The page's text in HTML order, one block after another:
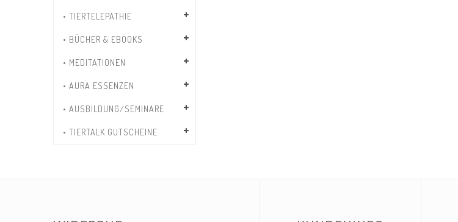
• TIERTELEPATHIE
• BÜCHER & EBOOKS
• MEDITATIONEN
• AURA ESSENZEN
• AUSBILDUNG/SEMINARE
• TIERTALK GUTSCHEINE